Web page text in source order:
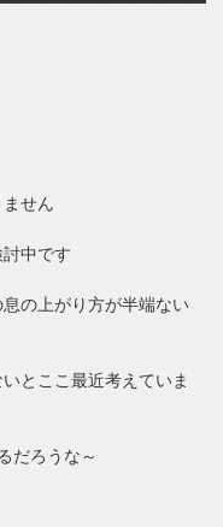
せん
中です
の上がり方が半端ない
とここ最近考えていま
だろうな～